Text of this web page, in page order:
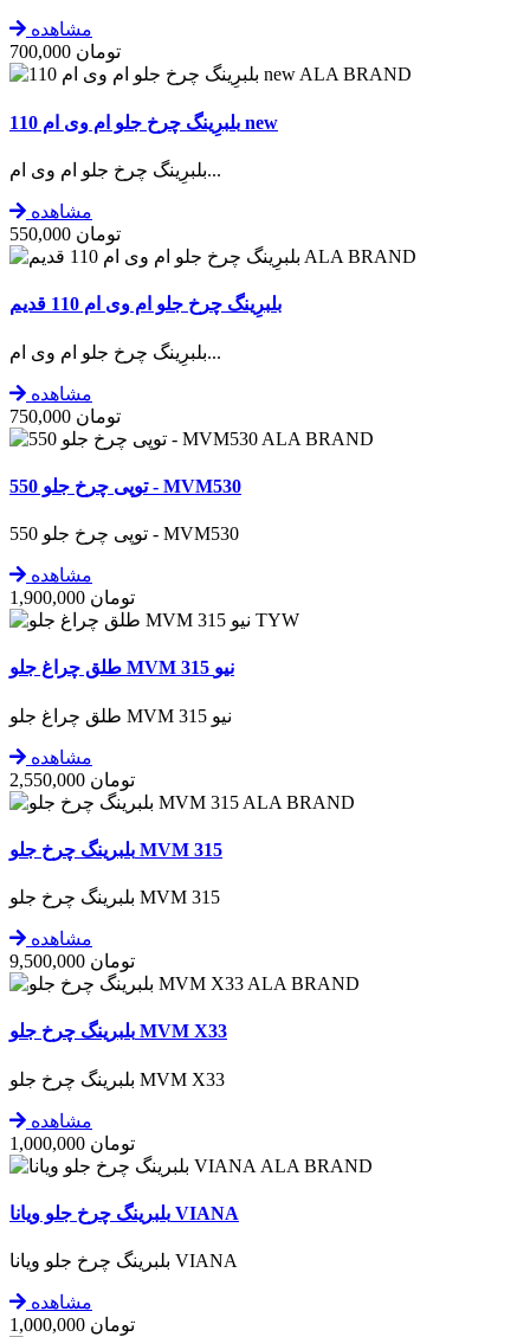
مشاهده
700,000 تومان
ALA BRAND
بلبرِینگ چرخ جلو ام وی ام 110 new
بلبرِینگ چرخ جلو ام وی ام...
مشاهده
550,000 تومان
ALA BRAND
بلبرِینگ چرخ جلو ام وی ام 110 قدیم
بلبرِینگ چرخ جلو ام وی ام...
مشاهده
750,000 تومان
ALA BRAND
توپی چرخ جلو 550 - MVM530
توپی چرخ جلو 550 - MVM530
مشاهده
1,900,000 تومان
TYW
طلق چراغ جلو MVM 315 نیو
طلق چراغ جلو MVM 315 نیو
مشاهده
2,550,000 تومان
ALA BRAND
بلبرینگ چرخ جلو MVM 315
بلبرینگ چرخ جلو MVM 315
مشاهده
9,500,000 تومان
ALA BRAND
بلبرینگ چرخ جلو MVM X33
بلبرینگ چرخ جلو MVM X33
مشاهده
1,000,000 تومان
ALA BRAND
بلبرینگ چرخ جلو ویانا VIANA
بلبرینگ چرخ جلو ویانا VIANA
مشاهده
1,000,000 تومان